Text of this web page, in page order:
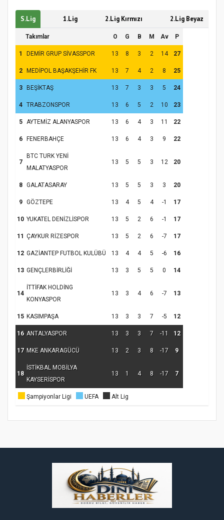
Hz. Peygamber ve Gençlik Konferansı
Samsun Atakum’da Yaz Kur’an Kursu
Kapanış Programı
Samsun Atakum’da Ayasofya Camii
S.Lig 1.Lig 2.Lig Kırmızı 2.Lig Beyaz
Takımlar O G B M Av P
1 DEMİR GRUP SİVASSPOR 13 8 3 2 14 27
2 MEDİPOL BAŞAKŞEHİR FK 13 7 4 2 8 25
3 BEŞİKTAŞ 13 7 3 3 5 24
4 TRABZONSPOR 13 6 5 2 10 23
5 AYTEMİZ ALANYASPOR 13 6 4 3 11 22
6 FENERBAHÇE 13 6 4 3 9 22
7
BTC TURK YENİ
MALATYASPOR
13 5 5 3 12 20
8 GALATASARAY 13 5 5 3 3 20
9 GÖZTEPE 13 4 5 4 -1 17
10 YUKATEL DENİZLİSPOR 13 5 2 6 -1 17
11 ÇAYKUR RİZESPOR 13 5 2 6 -7 17
12 GAZİANTEP FUTBOL KULÜBÜ 13 4 4 5 -6 16
13 GENÇLERBİRLİĞİ 13 3 5 5 0 14
14
İTTİFAK HOLDİNG
KONYASPOR
13 3 4 6 -7 13
15 KASIMPAŞA 13 3 3 7 -5 12
16 ANTALYASPOR 13 3 3 7 -11 12
17 MKE ANKARAGÜCÜ 13 2 3 8 -17 9
18
İSTİKBAL MOBİLYA
KAYSERİSPOR
13 1 4 8 -17 7
Şampiyonlar Ligi UEFA Alt Lig